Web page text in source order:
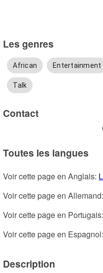
Les genres
African Entertainment
Talk
Contact
Toutes les langues
Voir cette page en Anglais:
Voir cette page en Allemand:
Voir cette page en Portugais:
Voir cette page en Espagnol:
Description